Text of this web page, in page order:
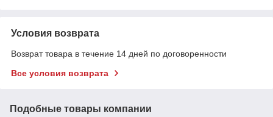
Условия возврата
Возврат товара в течение 14 дней по договоренности
Все условия возврата
Подобные товары компании